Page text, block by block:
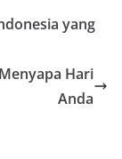
yang
Hari
Anda